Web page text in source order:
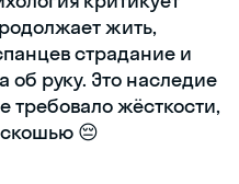
жить,
страдание и
об руку. Это наследие
требовало жёсткости,
😔